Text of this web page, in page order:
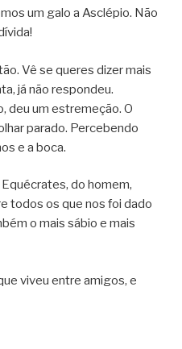
um galo a Asclépio. Não
Vê se queres dizer mais
já não respondeu.
deu um estremeção. O
parado. Percebendo
e a boca.
do homem,
todos os que nos foi dado
o mais sábio e mais
viveu entre amigos, e